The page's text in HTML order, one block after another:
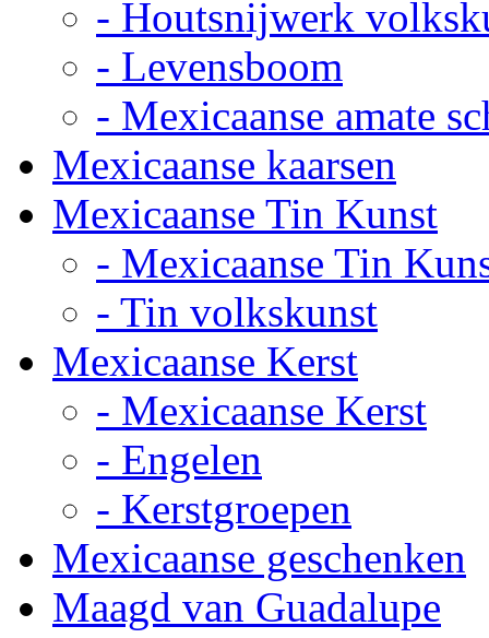
- Houtsnijwerk
- Levensboom
- Mexicaanse amate
Mexicaanse kaarsen
Mexicaanse Tin Kunst
- Mexicaanse Tin
- Tin volkskunst
Mexicaanse Kerst
- Mexicaanse Kerst
- Engelen
- Kerstgroepen
Mexicaanse geschenken
Maagd van Guadalupe